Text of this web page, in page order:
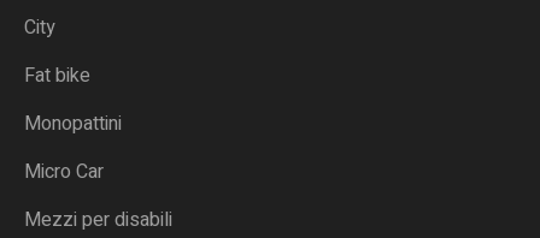
City
Fat bike
Monopattini
Micro Car
Mezzi per disabili